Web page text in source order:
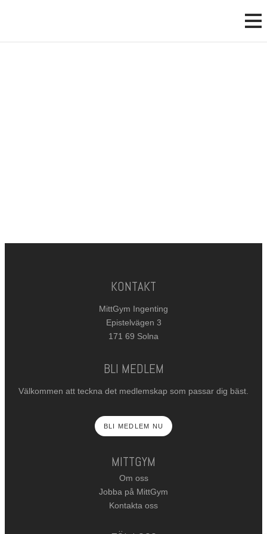
KONTAKT
MittGym Ingenting
Epistelvägen 3
171 69 Solna
BLI MEDLEM
Välkommen att teckna det medlemskap som passar dig bäst.
BLI MEDLEM NU
MITTGYM
Om oss
Jobba på MittGym
Kontakta oss